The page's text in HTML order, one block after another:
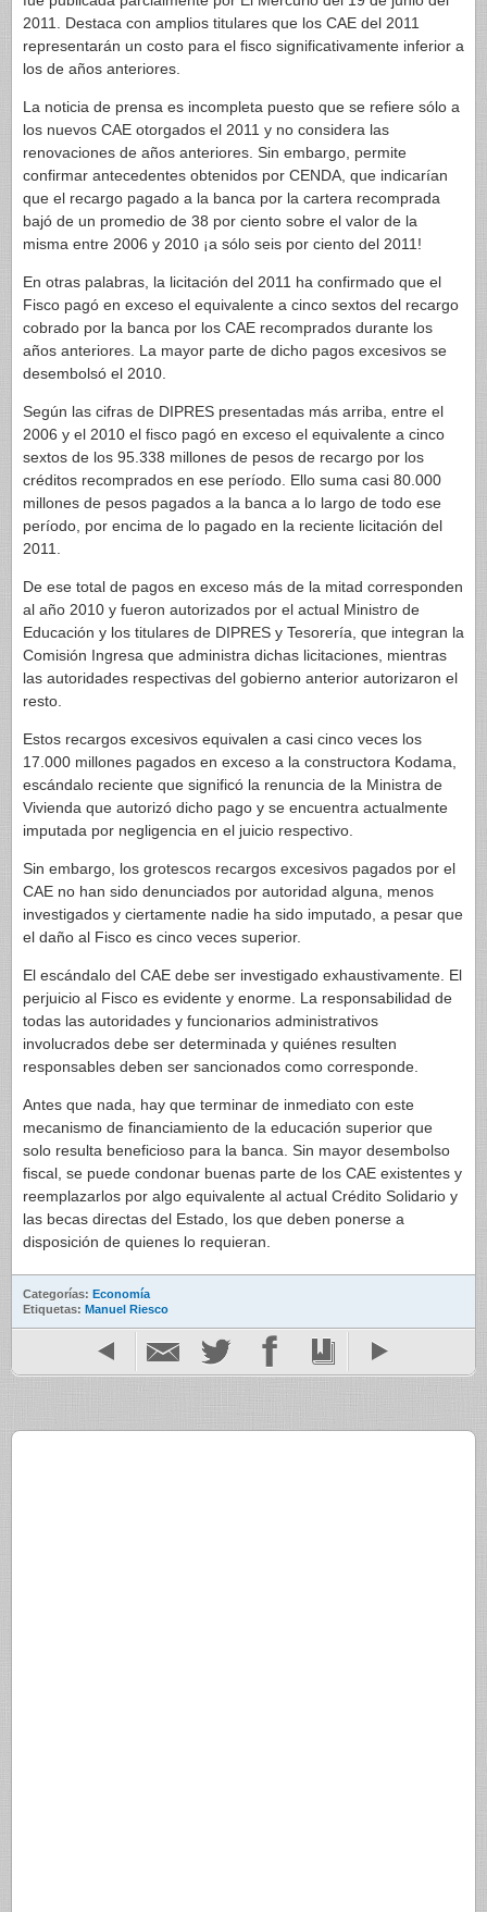
2011. Destaca con amplios titulares que los CAE del 2011
representarán un costo para el fisco significativamente inferior a
los de años anteriores.
La noticia de prensa es incompleta puesto que se refiere sólo a
los nuevos CAE otorgados el 2011 y no considera las
renovaciones de años anteriores. Sin embargo, permite
confirmar antecedentes obtenidos por CENDA, que indicarían
que el recargo pagado a la banca por la cartera recomprada
bajó de un promedio de 38 por ciento sobre el valor de la
misma entre 2006 y 2010 ¡a sólo seis por ciento del 2011!
En otras palabras, la licitación del 2011 ha confirmado que el
Fisco pagó en exceso el equivalente a cinco sextos del recargo
cobrado por la banca por los CAE recomprados durante los
años anteriores. La mayor parte de dicho pagos excesivos se
desembolsó el 2010.
Según las cifras de DIPRES presentadas más arriba, entre el
2006 y el 2010 el fisco pagó en exceso el equivalente a cinco
sextos de los 95.338 millones de pesos de recargo por los
créditos recomprados en ese período. Ello suma casi 80.000
millones de pesos pagados a la banca a lo largo de todo ese
período, por encima de lo pagado en la reciente licitación del
2011.
De ese total de pagos en exceso más de la mitad corresponden
al año 2010 y fueron autorizados por el actual Ministro de
Educación y los titulares de DIPRES y Tesorería, que integran la
Comisión Ingresa que administra dichas licitaciones, mientras
las autoridades respectivas del gobierno anterior autorizaron el
resto.
Estos recargos excesivos equivalen a casi cinco veces los
17.000 millones pagados en exceso a la constructora Kodama,
escándalo reciente que significó la renuncia de la Ministra de
Vivienda que autorizó dicho pago y se encuentra actualmente
imputada por negligencia en el juicio respectivo.
Sin embargo, los grotescos recargos excesivos pagados por el
CAE no han sido denunciados por autoridad alguna, menos
investigados y ciertamente nadie ha sido imputado, a pesar que
el daño al Fisco es cinco veces superior.
El escándalo del CAE debe ser investigado exhaustivamente. El
perjuicio al Fisco es evidente y enorme. La responsabilidad de
todas las autoridades y funcionarios administrativos
involucrados debe ser determinada y quiénes resulten
responsables deben ser sancionados como corresponde.
Antes que nada, hay que terminar de inmediato con este
mecanismo de financiamiento de la educación superior que
solo resulta beneficioso para la banca. Sin mayor desembolso
fiscal, se puede condonar buenas parte de los CAE existentes y
reemplazarlos por algo equivalente al actual Crédito Solidario y
las becas directas del Estado, los que deben ponerse a
disposición de quienes lo requieran.
Categorías: Economía
Etiquetas: Manuel Riesco